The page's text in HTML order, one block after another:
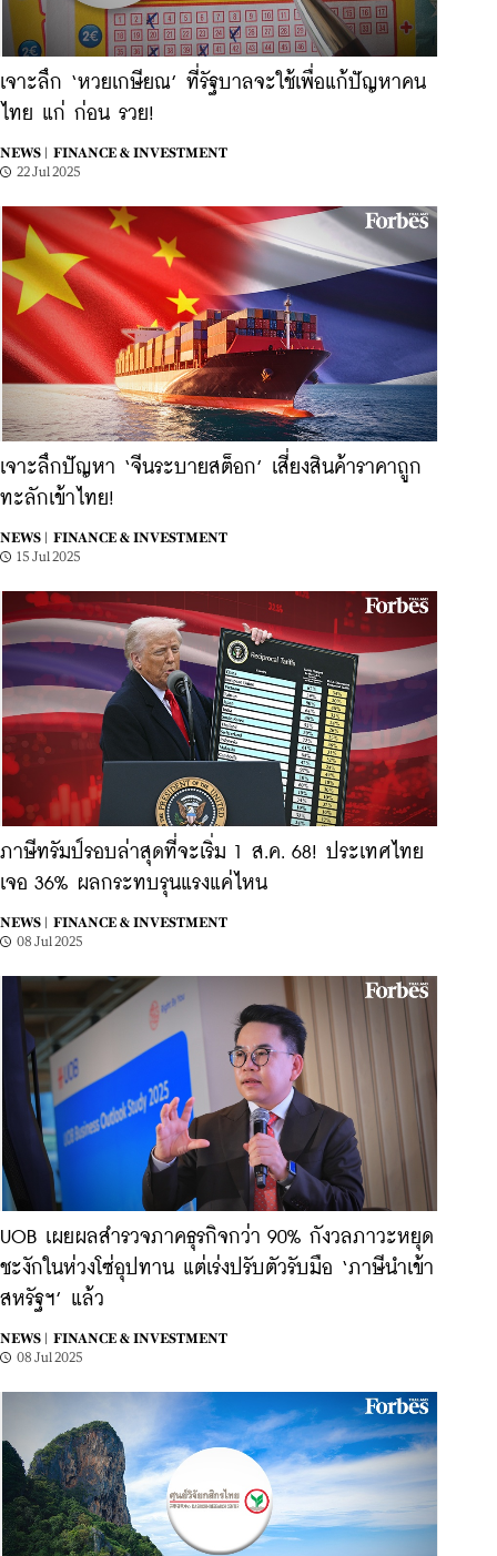
เจาะลึก ‘หวยเกษียณ’ ที่รัฐบาลจะใช้เพื่อแก้ปัญหาคน
ไทย แก่ ก่อน รวย!
NEWS |
FINANCE & INVESTMENT
22 Jul 2025
เจาะลึกปัญหา ‘จีนระบายสต็อก’ เสี่ยงสินค้าราคาถูก
ทะลักเข้าไทย!
NEWS |
FINANCE & INVESTMENT
15 Jul 2025
ภาษีทรัมป์รอบล่าสุดที่จะเริ่ม 1 ส.ค. 68! ประเทศไทย
เจอ 36% ผลกระทบรุนแรงแค่ไหน
NEWS |
FINANCE & INVESTMENT
08 Jul 2025
UOB เผยผลสำรวจภาคธุรกิจกว่า 90% กังวลภาวะหยุด
ชะงักในห่วงโซ่อุปทาน แต่เร่งปรับตัวรับมือ ‘ภาษีนำเข้า
สหรัฐฯ’ แล้ว
NEWS |
FINANCE & INVESTMENT
08 Jul 2025